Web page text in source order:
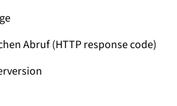
Abruf (HTTP response code)